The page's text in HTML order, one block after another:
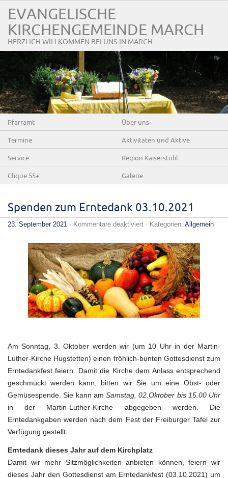
EVANGELISCHE
KIRCHENGEMEINDE MARCH
HERZLICH WILLKOMMEN BEI UNS IN MARCH
Pfarramt Über uns
Termine Aktivitäten und Aktive
Service Region Kaiserstuhl
Clique 55+ Galerie
Spenden zum Erntedank 03.10.2021
23. September 2021 · Kommentare deaktiviertfür
Erntedank
03.10.2021
· Kategorien: Allgemein
Am Sonntag, 3. Oktober werden wir (um 10 Uhr in der Martin-
Luther-Kirche Hugstetten) einen fröhlich-bunten Gottesdienst zum
Erntedankfest feiern. Damit die Kirche dem Anlass entsprechend
geschmückt werden kann, bitten wir Sie um eine Obst- oder
Gemüsespende. Sie kann am Samstag, 02.Oktober bis 15.00 Uhr
in der Martin-Luther-Kirche abgegeben werden. Die
Erntedankgaben werden nach dem Fest der Freiburger Tafel zur
Verfügung gestellt.
Erntedank dieses Jahr auf dem Kirchplatz
Damit wir mehr Sitzmöglichkeiten anbieten können, feiern wir
dieses Jahr den Gottesdienst am Erntedankfest (03.10.2021) um